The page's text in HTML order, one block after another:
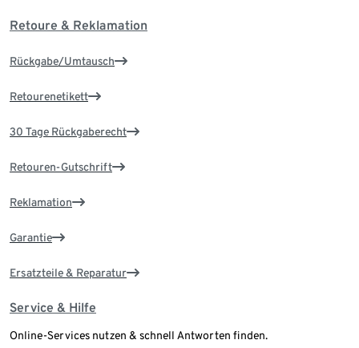
Retoure & Reklamation
Rückgabe/Umtausch
Retourenetikett
30 Tage Rückgaberecht
Retouren-Gutschrift
Reklamation
Garantie
Ersatzteile & Reparatur
Service & Hilfe
Online-Services nutzen & schnell Antworten finden.